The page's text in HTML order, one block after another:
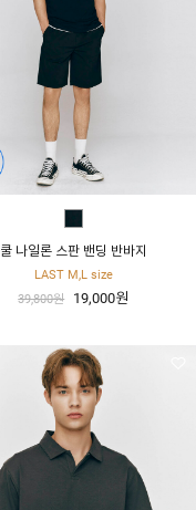
쿨 나일론 스판 밴딩 반바지
LAST M,L size
39,800원
19,000원